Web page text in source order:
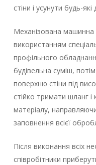
стіни і усунути будь-
Механізована машинна
використанням
профільного
будівельна суміш,
поверхню стіни під
стійко тримати шланг
матеріалу,
заповнення всієї
Після виконання всіх
співробітники